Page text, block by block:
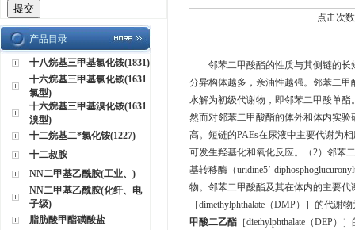
产品目录
十八烷基三甲基氯化铵(1831)
十六烷基三甲基氯化铵(1631
氯型)
十六烷基三甲基溴化铵(1631
溴型)
十二烷基二*氯化铵(1227)
十二叔胺
NN二甲基乙酰胺(工业、)
NN二甲基乙酰胺(化纤、电
子级)
脂肪酸甲酯磺酸盐
点击次
邻苯二甲酸酯的性质与其侧链的长
分异构体越多，亲油性越强。邻苯二
水解为初级代谢物，即邻苯二甲酸单
然而对邻苯二甲酸酯的体外和体内实
高。短链的PAEs在尿液中主要代谢为
可发生羟基化和氧化反应。（2）邻苯
基转移酶（uridine5’-
物。邻苯二甲酸酯及其在体内的主要代
［dimethylphthalate（DMP）］的代谢
甲酸二乙酯 ［diethylphthalate（DEP）